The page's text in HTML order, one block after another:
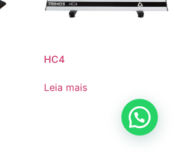
HC4
Leia mais